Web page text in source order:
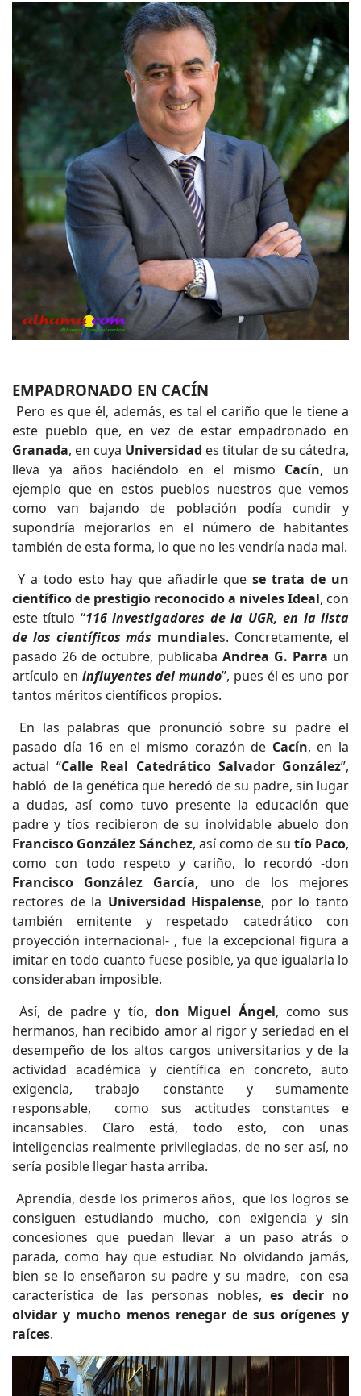
EMPADRONADO EN CACÍN
Pero es que él, además, es tal el cariño que le tiene a
este pueblo que, en vez de estar empadronado en
Granada, en cuya Universidad es titular de su cátedra,
lleva ya años haciéndolo en el mismo Cacín, un
ejemplo que en estos pueblos nuestros que vemos
como van bajando de población podía cundir y
supondría mejorarlos en el número de habitantes
también de esta forma, lo que no les vendría nada mal.
Y a todo esto hay que añadirle que se trata de un
científico de prestigio reconocido a nivelesIdeal, con
este título “116 investigadores de la UGR, en la lista
de los científicos más mundiales. Concretamente, el
pasado 26 de octubre, publicaba Andrea G. Parra un
artículo en influyentes del mundo”, pues él es uno por
tantos méritos científicos propios.
En las palabras que pronunció sobre su padre el
pasado día 16 en el mismo corazón de Cacín, en la
actual “Calle Real Catedrático Salvador González”,
habló de la genética que heredó de su padre, sin lugar
a dudas, así como tuvo presente la educación que
padre y tíos recibieron de su inolvidable abuelo don
Francisco González Sánchez, así como de su tío Paco,
como con todo respeto y cariño, lo recordó -don
Francisco González García, uno de los mejores
rectores de la Universidad Hispalense, por lo tanto
también emitente y respetado catedrático con
proyección internacional- , fue la excepcional figura a
imitar en todo cuanto fuese posible, ya que igualarla lo
consideraban imposible.
Así, de padre y tío, don Miguel Ángel, como sus
hermanos, han recibido amor al rigor y seriedad en el
desempeño de los altos cargos universitarios y de la
actividad académica y científica en concreto, auto
exigencia, trabajo constante y sumamente
responsable, como sus actitudes constantes e
incansables. Claro está, todo esto, con unas
inteligencias realmente privilegiadas, de no ser así, no
sería posible llegar hasta arriba.
Aprendía, desde los primeros años, que los logros se
consiguen estudiando mucho, con exigencia y sin
concesiones que puedan llevar a un paso atrás o
parada, como hay que estudiar. No olvidando jamás,
bien se lo enseñaron su padre y su madre, con esa
característica de las personas nobles,es decir no
olvidar y mucho menos renegar de sus orígenes y
raíces.